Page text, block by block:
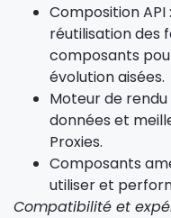
Composition
réutilisation des
composants
évolution aisées.
Moteur de
données et
Proxies.
Composants
utiliser et
Compatibilité et